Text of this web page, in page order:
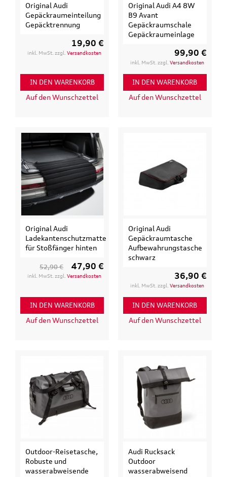
Original Audi
Gepäckraumeinteilung
Gepäcktrennung
19,90 €
inkl. MwSt. zzgl.Versandkosten
IN DEN WARENKORB
Auf den Wunschzettel
Original Audi A4 8W
B9 Avant
Gepäckraumschale
Gepäckraumeinlage
99,90 €
inkl. MwSt. zzgl. Versandkosten
IN DEN WARENKORB
Auf den Wunschzettel
Original Audi
Ladekantenschutzmatte
für Stoßfänger hinten
52,90 € 47,90 €
inkl. MwSt. zzgl.Versandkosten
IN DEN WARENKORB
Auf den Wunschzettel
Original Audi
Gepäckraumtasche
Aufbewahrungstasche
schwarz
36,90 €
inkl. MwSt. zzgl. Versandkosten
IN DEN WARENKORB
Auf den Wunschzettel
Outdoor-Reisetasche,
Robuste und
wasserabweisende
Audi Rucksack
Outdoor
wasserabweisend